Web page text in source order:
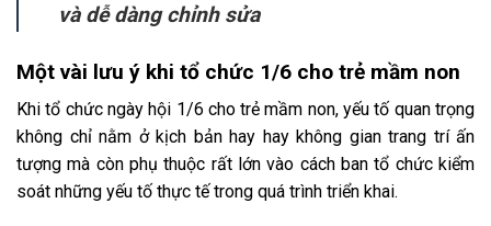
và dễ dàng chỉnh sửa
Một vài lưu ý khi tổ chức 1/6 cho trẻ mầm non
Khi tổ chức ngày hội 1/6 cho trẻ mầm non, yếu tố quan trọng
không chỉ nằm ở kịch bản hay hay không gian trang trí ấn
tượng mà còn phụ thuộc rất lớn vào cách ban tổ chức kiểm
soát những yếu tố thực tế trong quá trình triển khai.